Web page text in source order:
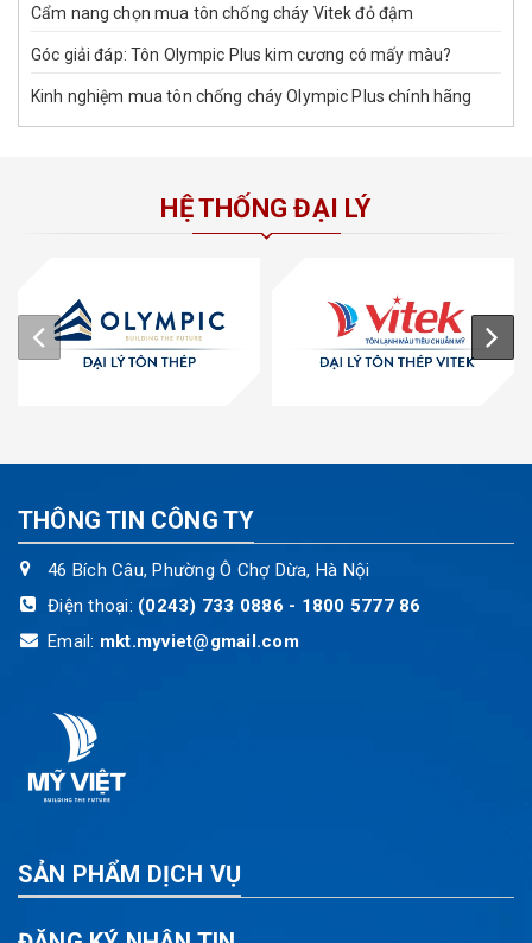
Cẩm nang chọn mua tôn chống cháy Vitek đỏ đậm
Góc giải đáp: Tôn Olympic Plus kim cương có mấy màu?
Kinh nghiệm mua tôn chống cháy Olympic Plus chính hãng
HỆ THỐNG ĐẠI LÝ
THÔNG TIN CÔNG TY
46 Bích Câu, Phường Ô Chợ Dừa, Hà Nội
Điện thoại: (0243) 733 0886 - 1800 5777 86
Email: mkt.myviet@gmail.com
SẢN PHẨM DỊCH VỤ